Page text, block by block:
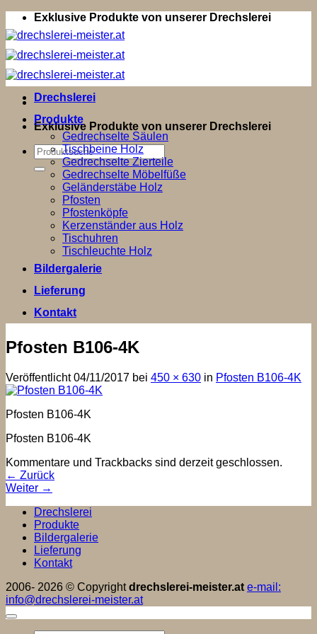
Zum
Inhalt
springen
Exklusive Produkte von unserer Drechslerei
Exklusive Produkte von unserer Drechslerei
Suchen
nach:
Drechslerei
Produkte
Gedrechselte Säulen
Tischbeine Holz
Gedrechselte Zierteile
Gedrechselte Möbelfüße
Geländerstäbe Holz
Pfosten
Pfostenköpfe
Kerzenständer aus Holz
Tischuhren
Tischleuchte Holz
Bildergalerie
Lieferung
Kontakt
Pfosten B106-4K
Veröffentlicht04/11/2017 bei 450 × 630 in Pfosten B106-4K
Pfosten B106-4K
Pfosten B106-4K
Kommentare und Trackbacks sind derzeit geschlossen.
← Zurück
Weiter →
Drechslerei
Produkte
Bildergalerie
Lieferung
Kontakt
2006- 2026 © Copyrightdrechslerei-meister.at e-mail:
info@drechslerei-meister.at